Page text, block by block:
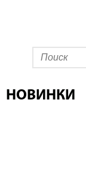
НОВИНКИ